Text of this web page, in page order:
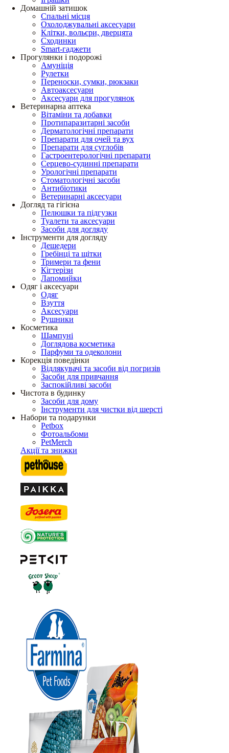
Домашній затишок
Спальні місця
Охолоджувальні аксесуари
Клітки, вольєри, дверцята
Сходинки
Smart-гаджети
Прогулянки і подорожі
Амуніція
Рулетки
Переноски, сумки, рюкзаки
Автоаксесуари
Аксесуари для прогулянок
Ветеринарна аптека
Вітаміни та добавки
Протипаразитарні засоби
Дерматологічні препарати
Препарати для очей та вух
Препарати для суглобів
Гастроентерологічні препарати
Серцево-судинні препарати
Урологічні препарати
Стоматологічні засоби
Антибіотики
Ветеринарні аксесуари
Догляд та гігієна
Пелюшки та підгузки
Туалети та аксесуари
Засоби для догляду
Інструменти для догляду
Дешедери
Гребінці та щітки
Тримери та фени
Кігтерізи
Лапомийки
Одяг і аксесуари
Одяг
Взуття
Аксесуари
Рушники
Косметика
Шампуні
Доглядова косметика
Парфуми та одеколони
Корекція поведінки
Відлякувачі та засоби від погризів
Засоби для привчання
Заспокійливі засоби
Чистота в будинку
Засоби для дому
Інструменти для чистки від шерсті
Набори та подарунки
Petbox
Фотоальбоми
PetMerch
Акції та знижки